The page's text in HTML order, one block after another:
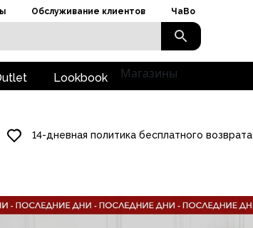
Обслуживание клиентов ЧаВо
Lookbook Магазины
14-дневная политика бесплатного возврата